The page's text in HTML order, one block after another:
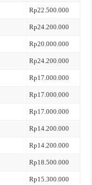
Rp22.500.000
Rp24.200.000
Rp20.000.000
Rp24.200.000
Rp17.000.000
Rp17.000.000
Rp17.000.000
Rp14.200.000
Rp14.200.000
Rp18.500.000
Rp15.300.000